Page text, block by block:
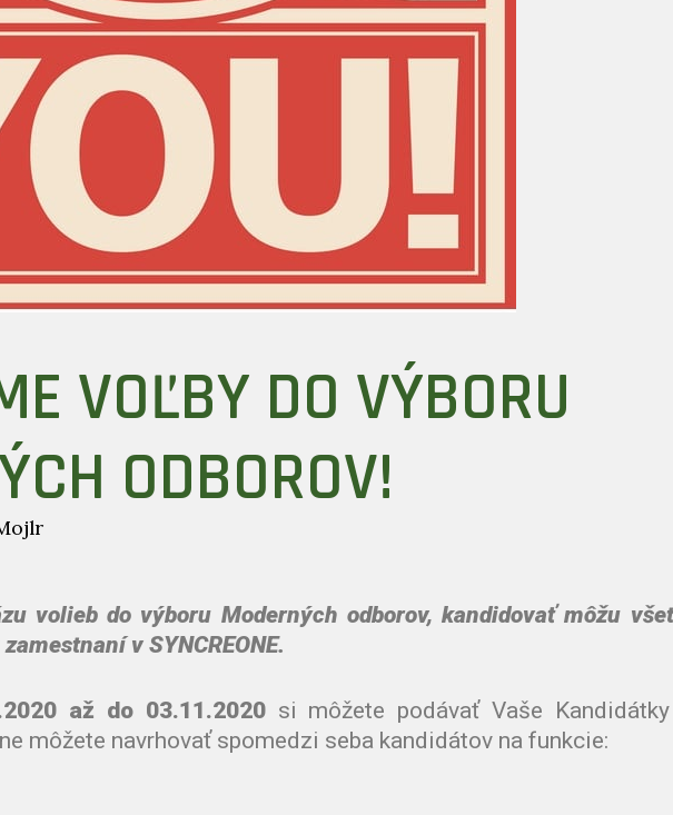
VOĽBY DO VÝBORU
ODBOROV!
volieb do výboru Moderných odborov, kandidovať môžu
v SYNCREONE.
až do 03.11.2020si môžete podávať Vaše
môžete navrhovať spomedzi seba kandidátov na funkcie: